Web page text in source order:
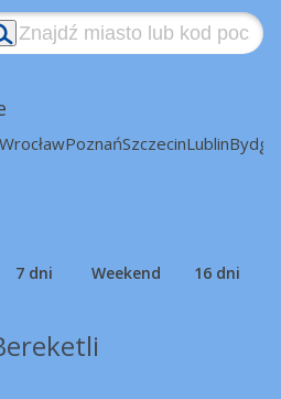
WrocławPoznańSzczecinLublin
7 dni Weekend 16 dni